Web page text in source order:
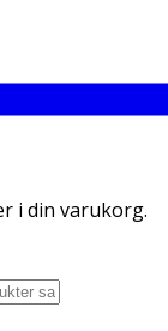
i din varukorg.